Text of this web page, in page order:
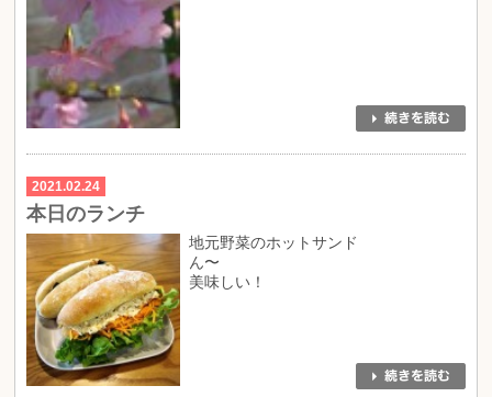
2021.02.24
本日のランチ
地元野菜のホットサンド
ん〜
美味しい！